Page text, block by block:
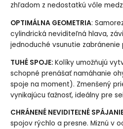
zhľadom z nedostatkú vôle
OPTIMÁLNA GEOMETRIA:
cylindrická neviditeľná hlava,
jednoduché vsunutie zabránenie
TUHÉ SPOJE:Kolíky umožňujú
schopné prenášať namáhanie
spoje na moment). Zmenšený
vynikajúcu ťažnosť, ideálny pre
CHRÁNENÉ NEVIDITEĽNÉ
spojov rýchlo a presne. Miznú v